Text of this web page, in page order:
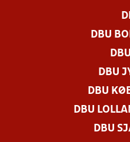
DBU
DBU
DBU
DBU
DBU